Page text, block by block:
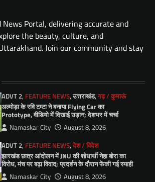
Portal, delivering accurate and
the beauty, culture, and
Join our community and stay
ADVT 2, FEATURE NEWS,उत्तराखंड,गढ़ / कुमाऊं
अल्मोड़ा के रवि टम्टा ने बनाया Flying Car का
Prototype, वीडियो में दिखाई उड़ान; देशभर में चर्चा
Namaskar City
August 8, 2026
ADVT 2, FEATURE NEWS,देश / विदेश
झारखंड छात्र आंदोलन में JNU की शोधार्थी नेहा बोरा का
विरोध, मंच पर बढ़ा विवाद; प्रदर्शन के दौरान फेंकी गई स्याही
Namaskar City August 8, 2026